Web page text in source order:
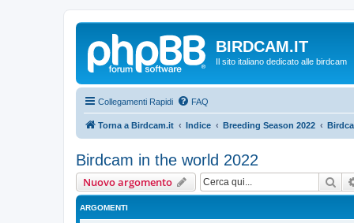
BIRDCAM.IT
Il sito italiano dedicato alle birdcam
Collegamenti Rapidi FAQ
Torna a Birdcam.it Indice Breeding Season 2022
Birdcam in the world 2022
Nuovo argomento
ARGOMENTI